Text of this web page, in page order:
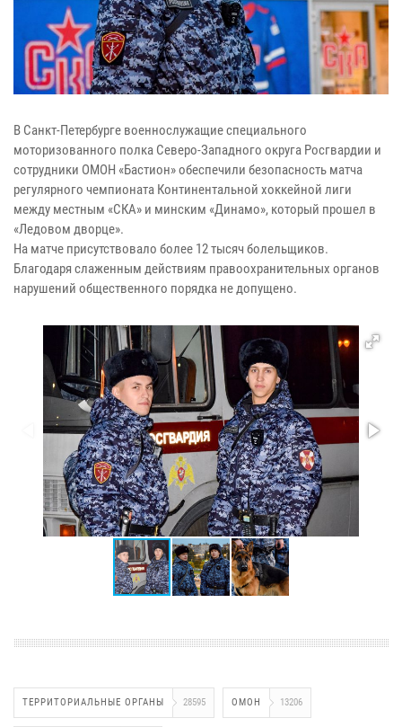
В Санкт-Петербурге военнослужащие специального
моторизованного полка Северо-Западного округа Росгвардии и
сотрудники ОМОН «Бастион» обеспечили безопасность матча
регулярного чемпионата Континентальной хоккейной лиги
между местным «СКА» и минским «Динамо», который прошел в
«Ледовом дворце».
На матче присутствовало более 12 тысяч болельщиков.
Благодаря слаженным действиям правоохранительных органов
нарушений общественного порядка не допущено.
ТЕРРИТОРИАЛЬНЫЕ ОРГАНЫ 28595 ОМОН 13206